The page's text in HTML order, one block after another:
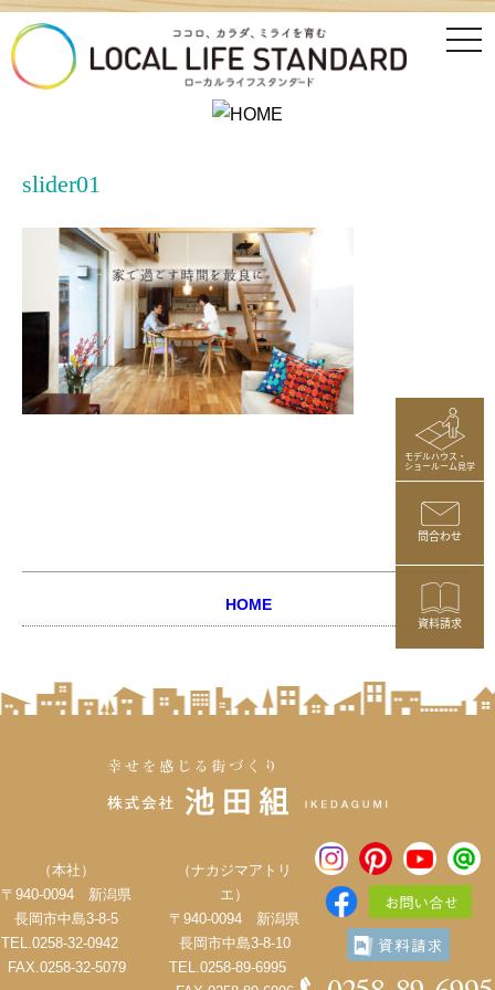
モデルハウス・
ショールーム見学
問合わせ
資料請求
slider01
HOME
（本社）
〒940-0094 新潟県
長岡市中島3-8-5
TEL.0258-32-0942
FAX.0258-32-5079
（ナカジマアトリ
エ）
〒940-0094 新潟県
長岡市中島3-8-10
TEL.0258-89-6995